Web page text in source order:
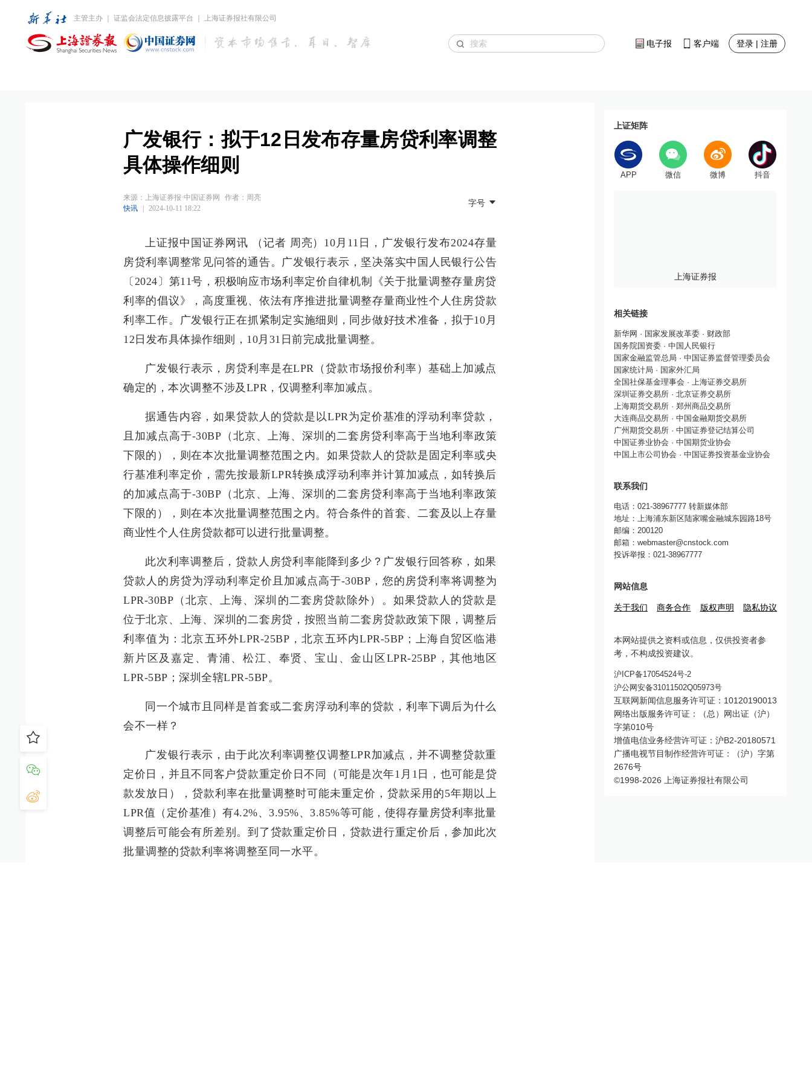
主管主办 ｜ 证监会法定信息披露平台 ｜ 上海证券报社有限公司
电子报 客户端 登录 | 注册
广发银行：拟于12日发布存量房贷利率调整
具体操作细则
来源： 上海证券报·中国证券网
作者：周亮
快讯
2024-10-11 18:22
字号
上证报中国证券网讯 （记者 周亮）10月11日，广发银行发布2024存量
房贷利率调整常见问答的通告。广发银行表示，坚决落实中国人民银行公告
〔2024〕第11号，积极响应市场利率定价自律机制《关于批量调整存量房贷
利率的倡议》，高度重视、依法有序推进批量调整存量商业性个人住房贷款
利率工作。广发银行正在抓紧制定实施细则，同步做好技术准备，拟于10月
12日发布具体操作细则，10月31日前完成批量调整。
广发银行表示，房贷利率是在LPR（贷款市场报价利率）基础上加减点
确定的，本次调整不涉及LPR，仅调整利率加减点。
据通告内容，如果贷款人的贷款是以LPR为定价基准的浮动利率贷款，
且加减点高于-30BP（北京、上海、深圳的二套房贷利率高于当地利率政策
下限的），则在本次批量调整范围之内。如果贷款人的贷款是固定利率或央
行基准利率定价，需先按最新LPR转换成浮动利率并计算加减点，如转换后
的加减点高于-30BP（北京、上海、深圳的二套房贷利率高于当地利率政策
下限的），则在本次批量调整范围之内。符合条件的首套、二套及以上存量
商业性个人住房贷款都可以进行批量调整。
此次利率调整后，贷款人房贷利率能降到多少？广发银行回答称，如果
贷款人的房贷为浮动利率定价且加减点高于-30BP，您的房贷利率将调整为
LPR-30BP（北京、上海、深圳的二套房贷款除外）。如果贷款人的贷款是
位于北京、上海、深圳的二套房贷，按照当前二套房贷款政策下限，调整后
利率值为：北京五环外LPR-25BP，北京五环内LPR-5BP；上海自贸区临港
新片区及嘉定、青浦、松江、奉贤、宝山、金山区LPR-25BP，其他地区
LPR-5BP；深圳全辖LPR-5BP。
同一个城市且同样是首套或二套房浮动利率的贷款，利率下调后为什么
会不一样？
广发银行表示，由于此次利率调整仅调整LPR加减点，并不调整贷款重
定价日，并且不同客户贷款重定价日不同（可能是次年1月1日，也可能是贷
款发放日），贷款利率在批量调整时可能未重定价，贷款采用的5年期以上
LPR值（定价基准）有4.2%、3.95%、3.85%等可能，使得存量房贷利率批量
调整后可能会有所差别。到了贷款重定价日，贷款进行重定价后，参加此次
批量调整的贷款利率将调整至同一水平。
上证矩阵
APP 微信 微博 抖音
上海证券报
相关链接
新华网 · 国家发展改革委 · 财政部
国务院国资委 · 中国人民银行
国家金融监管总局 · 中国证券监督管理委员会
国家统计局 · 国家外汇局
全国社保基金理事会 · 上海证券交易所
深圳证券交易所 · 北京证券交易所
上海期货交易所 · 郑州商品交易所
大连商品交易所 · 中国金融期货交易所
广州期货交易所 · 中国证券登记结算公司
中国证券业协会 · 中国期货业协会
中国上市公司协会 · 中国证券投资基金业协会
联系我们
电话：021-38967777 转新媒体部
地址：上海浦东新区陆家嘴金融城东园路18号
邮编：200120
邮箱：webmaster@cnstock.com
投诉举报：021-38967777
网站信息
关于我们 商务合作 版权声明 隐私协议
本网站提供之资料或信息，仅供投资者参
考，不构成投资建议。
沪ICP备17054524号-2
沪公网安备31011502Q05973号
互联网新闻信息服务许可证：10120190013
网络出版服务许可证：（总）网出证（沪）
字第010号
增值电信业务经营许可证：沪B2-20180571
广播电视节目制作经营许可证：（沪）字第
2676号
©1998-2026 上海证券报社有限公司